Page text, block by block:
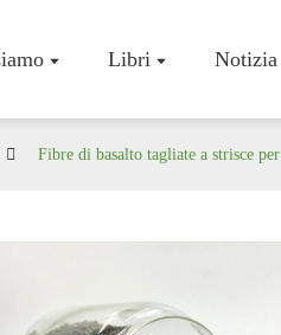
Libri Notizia
Fibre di basalto tagliate a strisce